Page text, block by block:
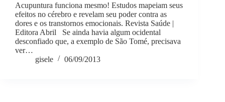
Acupuntura funciona mesmo! Estudos mapeiam seus
efeitos no cérebro e revelam seu poder contra as
dores e os transtornos emocionais. Revista Saúde |
Editora Abril Se ainda havia algum ocidental
desconfiado que, a exemplo de São Tomé, precisava
ver…
gisele
06/09/2013